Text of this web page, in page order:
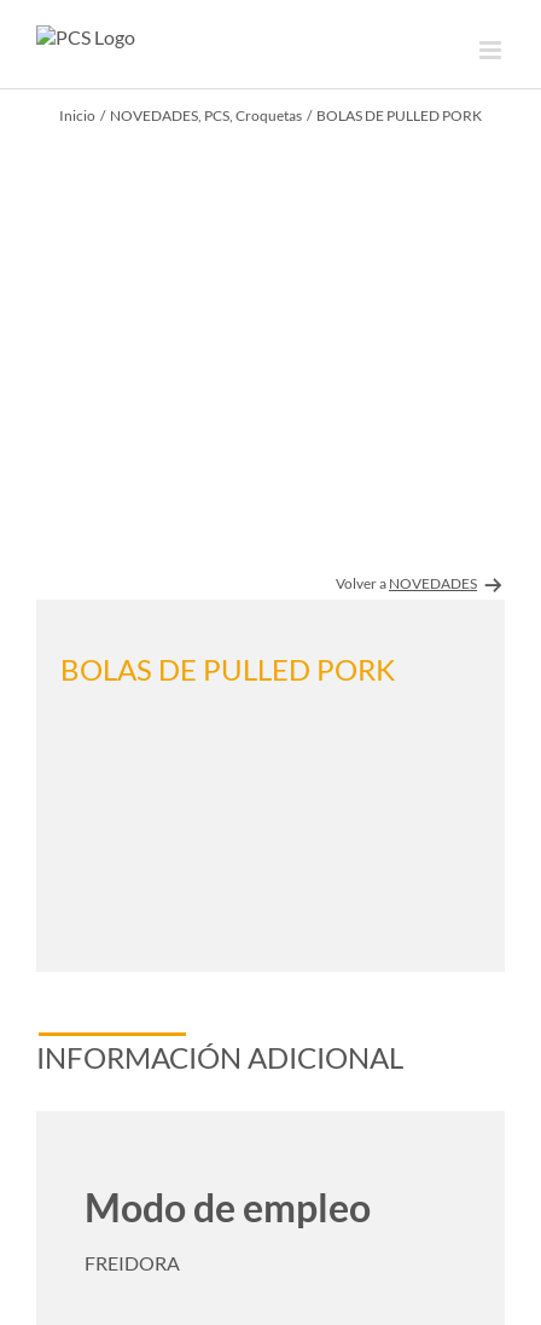
Inicio NOVEDADES PCS Croquetas BOLAS DE PULLED PORK
Volver a NOVEDADES
BOLAS DE PULLED PORK
INFORMACIÓN ADICIONAL
Modo de empleo
FREIDORA